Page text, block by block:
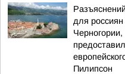
для
Пилипсон